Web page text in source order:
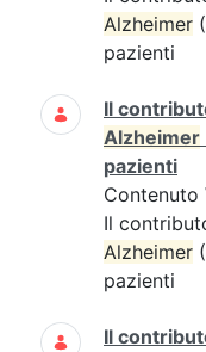
Alzheimer
pazienti
Il
Alzheimer
pazienti
Contenuto
Il
Alzheimer
pazienti
Il